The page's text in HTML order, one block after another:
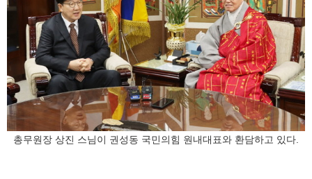
총무원장 상진 스님이 권성동 국민의힘 원내대표와 환담하고 있다.